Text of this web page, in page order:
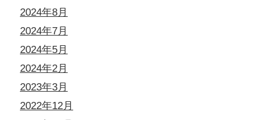
2024年8月
2024年7月
2024年5月
2024年2月
2023年3月
2022年12月